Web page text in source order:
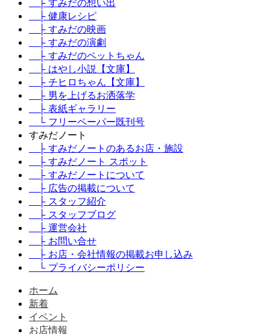
├ 健康レシピ
├ すみだの映画
├ すみだの演劇
├ すみだのペットちゃん
├ はやし小説【文庫】
├ チヒロちゃん【文庫】
├ 男を上げるお洒落学
├ 表紙ギャラリー
└ フリーペーパー既刊号
すみだノート
├ すみだノートのあるお店・施設
├ すみだノート スポット
├ すみだノートについて
├ 広告の掲載について
├ スタッフ紹介
├ スタッフブログ
├ 運営会社
├ お問い合せ
├ お店・会社情報の掲載お申し込み
└ プライバシーポリシー
ホーム
新着
イベント
お店情報